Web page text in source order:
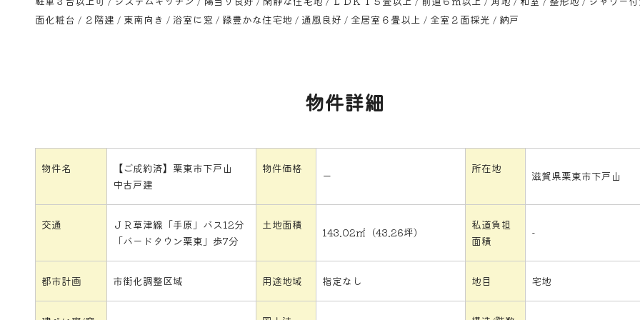
面化粧台 / ２階建 / 東南向き / 浴室に窓 / 緑豊かな住宅地 / 通風良好 / 全居室６畳以上 / 全室２面採光 / 納戸
物件詳細
物件名
【ご成約済】栗東市下戸山
中古戸建
物件価格
ー
所在地
滋賀県栗東市下戸山
交通
ＪＲ草津線「手原」バス12分
「バードタウン栗東」歩7分
土地面積
143.02㎡（43.26坪）
私道負担
面積
-
都市計画 市街化調整区域 用途地域 指定なし 地目 宅地